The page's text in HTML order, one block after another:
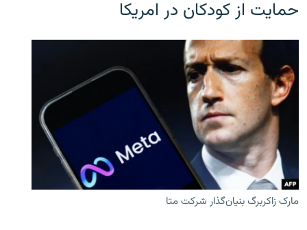
حمایت از کودکان در امریکا
مارک زاکربرگ بنیان‌گذار شرکت متا